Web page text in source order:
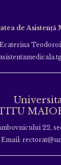
de Asistență
22,
Email: